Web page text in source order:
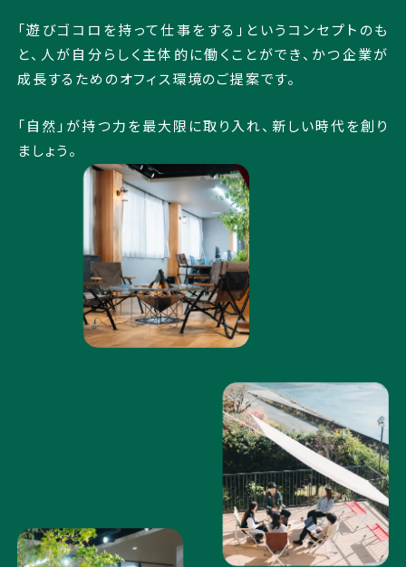
会社概要
TEL086-243-3100
受付時間：平日 AM10:00～PM5:00
「遊びゴコロを持って仕事をする」というコンセプトのも
と、人が自分らしく主体的に働くことができ、かつ企業が
成長するためのオフィス環境のご提案です。
「自然」が持つ力を最大限に取り入れ、新しい時代を創り
ましょう。